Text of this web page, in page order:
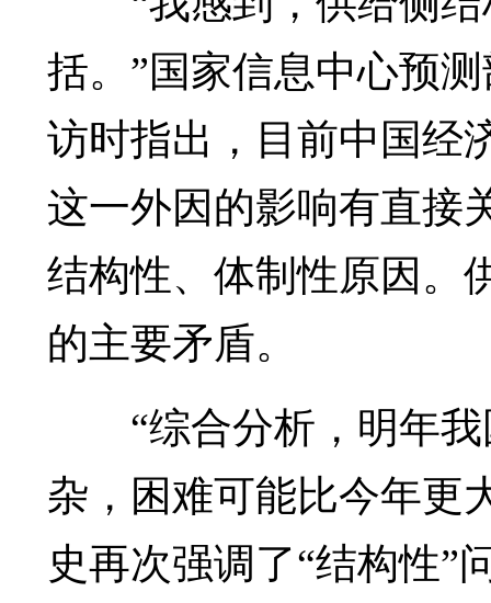
括。”国家信息中心预
访时指出，目前中国经
这一外因的影响有直接
结构性、体制性原因。
的主要矛盾。
“综合分析，明年
杂，困难可能比今年更
史再次强调了“结构性